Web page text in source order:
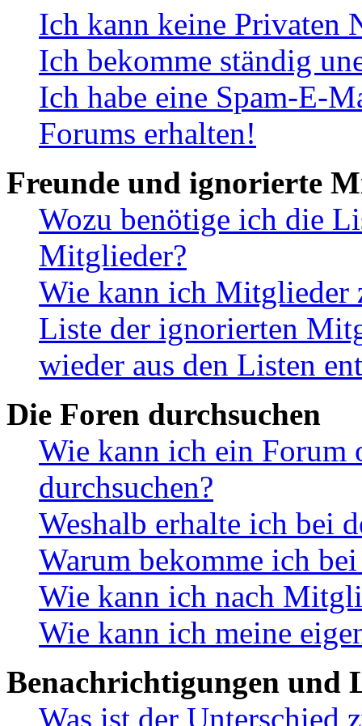
Ich kann keine Privaten
Ich bekomme ständig
Ich habe eine Spam-E-
Forums erhalten!
Freunde und ignorierte
Wozu benötige ich die
Mitglieder?
Wie kann ich Mitglieder
Liste der ignorierten
wieder aus den Listen
Die Foren durchsuchen
Wie kann ich ein Forum
durchsuchen?
Weshalb erhalte ich bei
Warum bekomme ich
Wie kann ich nach
Wie kann ich meine
Benachrichtigungen und
Was ist der Unterschied